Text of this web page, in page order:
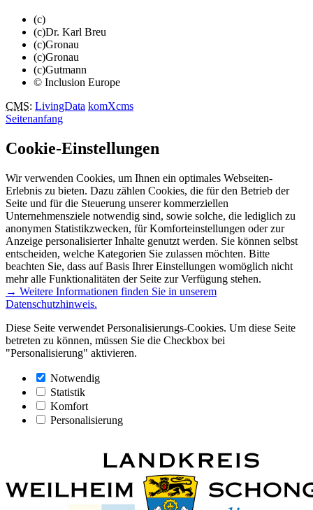
(c)
(c)Dr. Karl Breu
(c)Gronau
(c)Gronau
(c)Gutmann
© Inclusion Europe
CMS: LivingData komXcms
Seitenanfang
Cookie-Einstellungen
Wir verwenden Cookies, um Ihnen ein optimales Webseiten-
Erlebnis zu bieten. Dazu zählen Cookies, die für den Betrieb der
Seite und für die Steuerung unserer kommerziellen
Unternehmensziele notwendig sind, sowie solche, die lediglich zu
anonymen Statistikzwecken, für Komforteinstellungen oder zur
Anzeige personalisierter Inhalte genutzt werden. Sie können selbst
entscheiden, welche Kategorien Sie zulassen möchten. Bitte
beachten Sie, dass auf Basis Ihrer Einstellungen womöglich nicht
mehr alle Funktionalitäten der Seite zur Verfügung stehen.
→ Weitere Informationen finden Sie in unserem
Datenschutzhinweis.
Diese Seite verwendet Personalisierungs-Cookies. Um diese Seite
betreten zu können, müssen Sie die Checkbox bei
"Personalisierung" aktivieren.
Notwendig
Statistik
Komfort
Personalisierung